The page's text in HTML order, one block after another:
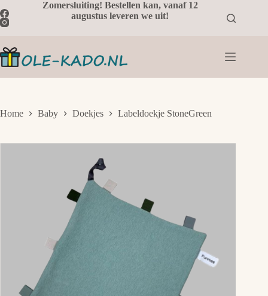
naar
de
Zomersluiting! Bestellen kan, vanaf 12
augustus leveren we uit!
Home Baby Doekjes Labeldoekje StoneGreen